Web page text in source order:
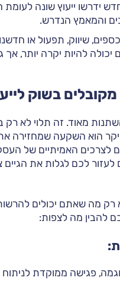
ידרשו ייעוץ שונה לעומת
והמאמץ הנדרש.
שיווק, תפעול או
להיות יקרה יותר, אך
בשוק
מאוד. זה תלוי לא רק
ויקר הוא השקעה
לצרכים האמיתיים של
לעזור לכם לגלות את
רק מה שאתם יכולים
להבין מה לצפות:
לשעת ייעוץ. לדוגמה, פגישה